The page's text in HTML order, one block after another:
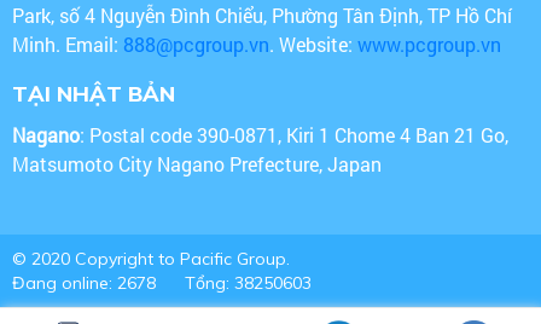
Park, số 4 Nguyễn Đình Chiểu, Phường Tân Định, TP Hồ Chí
Minh. Email: 888@pcgroup.vn. Website: www.pcgroup.vn
TẠI NHẬT BẢN
Nagano: Postal code 390-0871, Kiri 1 Chome 4 Ban 21 Go,
Matsumoto City Nagano Prefecture, Japan
© 2020 Copyright to Pacific Group.
Đang online: 2678
Tổng: 38250603